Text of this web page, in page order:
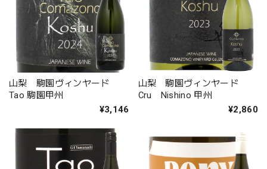
山梨 駒園ヴィンヤード
Tao 駒園甲州
¥3,146
山梨 駒園ヴィンヤード
Cru Nishino 甲州
¥2,860